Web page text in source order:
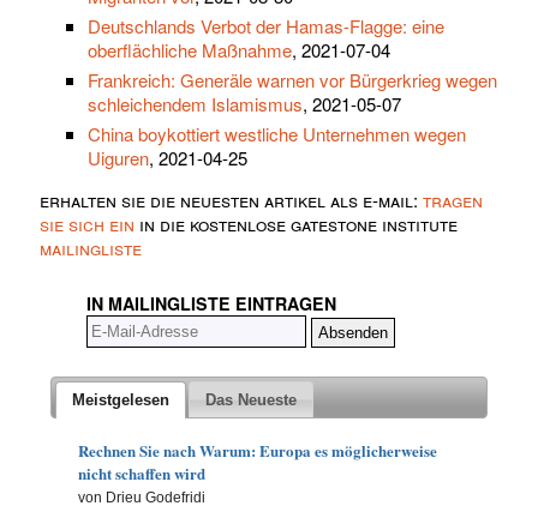
Deutschlands Verbot der Hamas-Flagge: eine
oberflächliche Maßnahme, 2021-07-04
Frankreich: Generäle warnen vor Bürgerkrieg wegen
schleichendem Islamismus, 2021-05-07
China boykottiert westliche Unternehmen wegen
Uiguren, 2021-04-25
erhalten sie die neuesten artikel als e-mail: tragen
sie sich ein in die kostenlose gatestone institute
mailingliste
IN MAILINGLISTE EINTRAGEN
Meistgelesen Das Neueste
Rechnen Sie nach Warum: Europa es möglicherweise
nicht schaffen wird
von Drieu Godefridi